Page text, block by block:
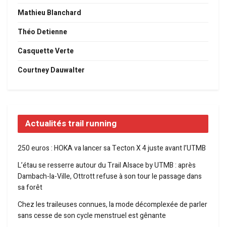
Mathieu Blanchard
Théo Detienne
Casquette Verte
Courtney Dauwalter
Actualités trail running
250 euros : HOKA va lancer sa Tecton X 4 juste avant l’UTMB
L’étau se resserre autour du Trail Alsace by UTMB : après
Dambach-la-Ville, Ottrott refuse à son tour le passage dans
sa forêt
Chez les traileuses connues, la mode décomplexée de parler
sans cesse de son cycle menstruel est gênante